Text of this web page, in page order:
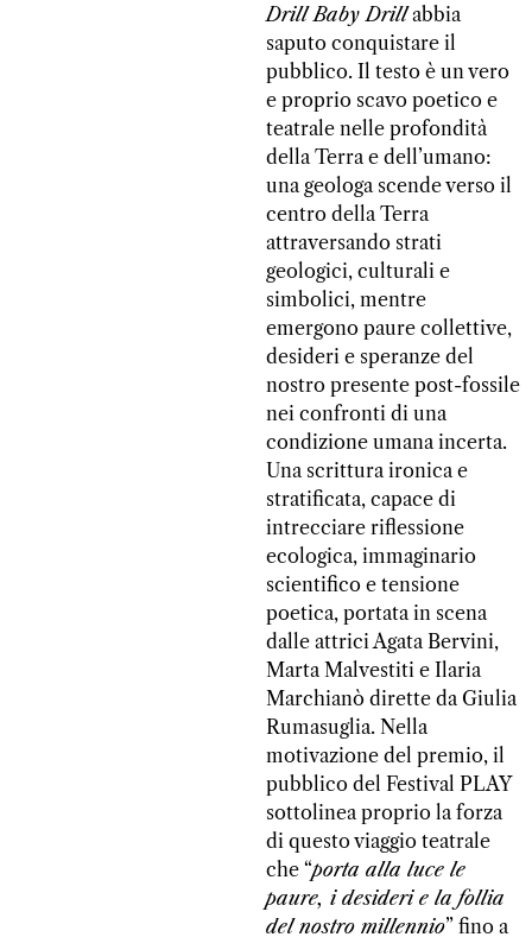
Drill Baby Drillabbia
saputo conquistare il
pubblico. Il testo è un vero
e proprio scavo poetico e
teatrale nelle profondità
della Terra e dell’umano:
una geologa scende verso il
centro della Terra
attraversando strati
geologici, culturali e
simbolici, mentre
emergono paure collettive,
desideri e speranze del
nostro presente post-fossile
nei confronti di una
condizione umana incerta.
Una scrittura ironica e
stratificata, capace di
intrecciare riflessione
ecologica, immaginario
scientifico e tensione
poetica, portata in scena
dalle attrici Agata Bervini,
Marta Malvestiti e Ilaria
Marchianò dirette da Giulia
Rumasuglia. Nella
motivazione del premio, il
pubblico del Festival PLAY
sottolinea proprio la forza
di questo viaggio teatrale
che “porta alla luce le
paure, i desideri e la follia
del nostro millennio” fino a